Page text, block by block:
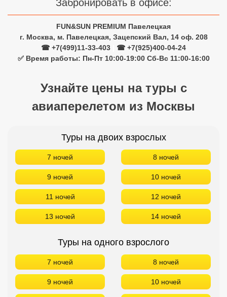
Забронировать в офисе:
FUN&SUN PREMIUM Павелецкая
г. Москва, м. Павелецкая, Зацепский Вал, 14 оф. 208
☎ +7(499)11-33-403
☎ +7(925)400-04-24
✅ Время работы: Пн-Пт 10:00-19:00 Сб-Вс 11:00-16:00
Узнайте цены на туры с
авиаперелетом из Москвы
Туры на двоих взрослых
7 ночей 8 ночей
9 ночей 10 ночей
11 ночей 12 ночей
13 ночей 14 ночей
Туры на одного взрослого
7 ночей 8 ночей
9 ночей 10 ночей
Сетевые отели Бали
Сетевые отели Сейшел
Сетевые отели Маврикия